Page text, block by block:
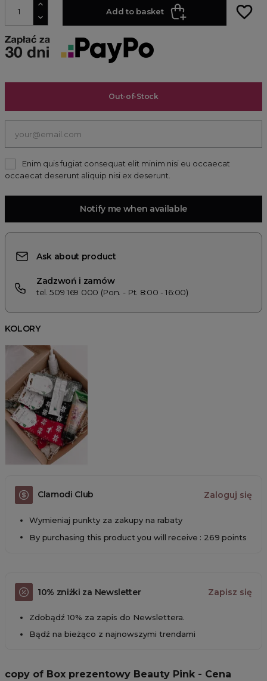
Add to basket favorite_border
Out-of-Stock
Enim quis fugiat consequat elit minim nisi eu occaecat
occaecat deserunt aliquip nisi ex deserunt.
Notify me when available
Ask about product
Zadzwoń i zamów
tel. 509 169 000 (Pon. - Pt. 8:00 - 16:00)
KOLORY
Clamodi Club Zaloguj się
Wymieniaj punkty za zakupy na rabaty
By purchasing this product you will receive : 269 points
10% zniżki za Newsletter Zapisz się
Zdobądź 10% za zapis do Newslettera.
Bądź na bieżąco z najnowszymi trendami
copy of Box prezentowy Beauty Pink - Cena